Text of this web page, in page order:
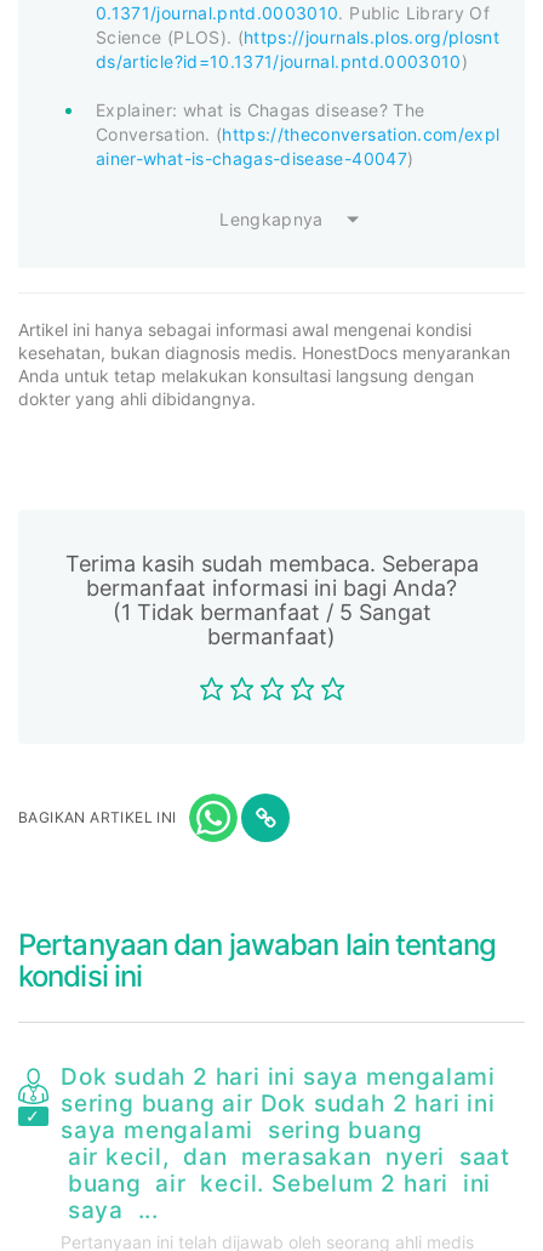
0.1371/journal.pntd.0003010. Public Library Of
Science (PLOS). (https://journals.plos.org/plosnt
ds/article?id=10.1371/journal.pntd.0003010)
Explainer: what is Chagas disease? The
Conversation. (https://theconversation.com/expl
ainer-what-is-chagas-disease-40047)
Lengkapnya
Artikel ini hanya sebagai informasi awal mengenai kondisi
kesehatan, bukan diagnosis medis. HonestDocs menyarankan
Anda untuk tetap melakukan konsultasi langsung dengan
dokter yang ahli dibidangnya.
Terima kasih sudah membaca. Seberapa
bermanfaat informasi ini bagi Anda?
(1 Tidak bermanfaat / 5 Sangat
bermanfaat)
BAGIKAN ARTIKEL INI
Pertanyaan dan jawaban lain tentang
kondisi ini
Dok sudah 2 hari ini saya mengalami
sering buang air Dok sudah 2 hari ini
saya mengalami sering buang
air kecil, dan merasakan nyeri saat
buang air kecil. Sebelum 2 hari ini
saya ...
Pertanyaan ini telah dijawab oleh seorang ahli medis